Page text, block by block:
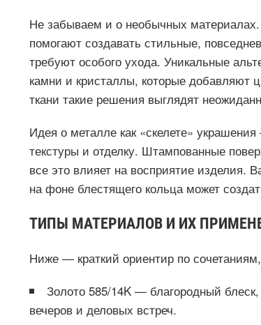
Не забываем и о необычных
помогают создавать стильные,
требуют особого ухода. Уникальные
камни и кристаллы, которые добавляют
ткани такие решения выглядят
Идея о металле как «скелете»
текстуры и отделку. Штампованные
все это влияет на восприятие изделия.
на фоне блестящего кольца может
ТИПЫ МАТЕРИАЛОВ И ИХ
Ниже — краткий ориентир по
Золото 585/14K — благородный
вечеров и деловых встреч.